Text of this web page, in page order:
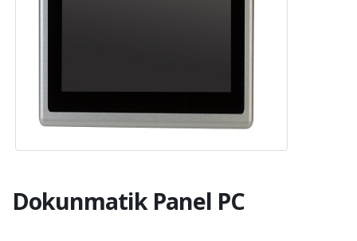
Dokunmatik Panel PC